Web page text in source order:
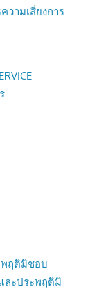
วามเสี่ยงการ
พฤติมิชอบ
ละประพฤติมิ